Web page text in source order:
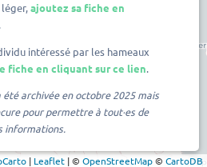
| Leaflet |© OpenStreetMap© CartoDB
ajoutez sa fiche en
.
intéressé par les hameaux
fiche en cliquant sur ce lien.
été archivée en octobre 2025 mais
pour permettre à tout·es de
informations.